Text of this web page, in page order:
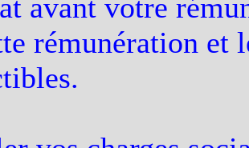
avant votre
rémunération et